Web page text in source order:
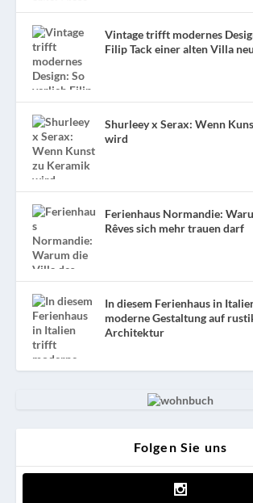
Vintage trifft modernes
Filip Tack einer alten Villa
Shurleey x Serax: Wenn
wird
Ferienhaus Normandie:
Rêves sich mehr trauen darf
In diesem Ferienhaus in
moderne Gestaltung auf
Architektur
Folgen Sie uns